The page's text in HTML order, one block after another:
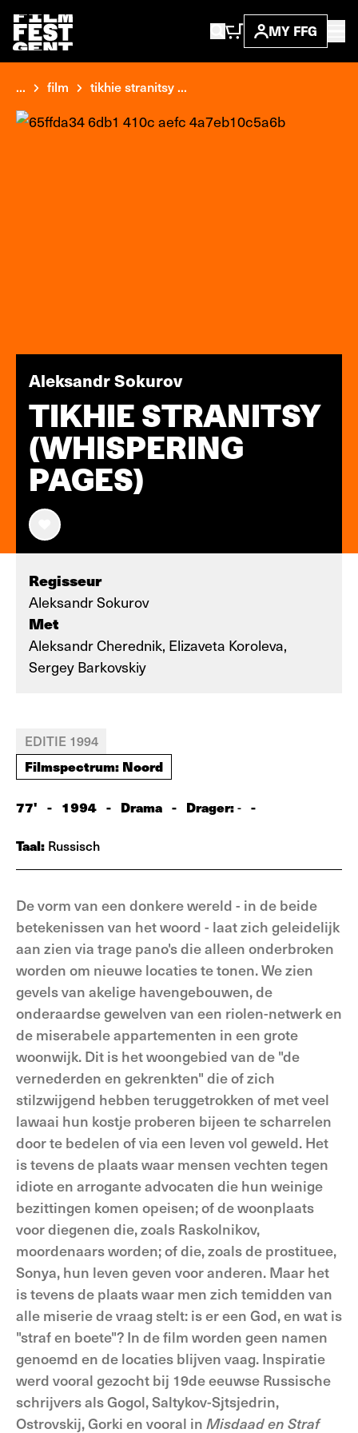
MY FFG
... film tikhie stranitsy ...
Aleksandr Sokurov
TIKHIE STRANITSY
(WHISPERING
PAGES)
Regisseur
Aleksandr Sokurov
Met
Aleksandr Cherednik, Elizaveta Koroleva,
Sergey Barkovskiy
EDITIE 1994
Filmspectrum: Noord
77' - 1994 - Drama - Drager:- -
Taal: Russisch
De vorm van een donkere wereld - in de beide
betekenissen van het woord - laat zich geleidelijk
aan zien via trage pano's die alleen onderbroken
worden om nieuwe locaties te tonen. We zien
gevels van akelige havengebouwen, de
onderaardse gewelven van een riolen-netwerk en
de miserabele appartementen in een grote
woonwijk. Dit is het woongebied van de "de
vernederden en gekrenkten" die of zich
stilzwijgend hebben teruggetrokken of met veel
lawaai hun kostje proberen bijeen te scharrelen
door te bedelen of via een leven vol geweld. Het
is tevens de plaats waar mensen vechten tegen
idiote en arrogante advocaten die hun weinige
bezittingen komen opeisen; of de woonplaats
voor diegenen die, zoals Raskolnikov,
moordenaars worden; of die, zoals de prostituee,
Sonya, hun leven geven voor anderen. Maar het
is tevens de plaats waar men zich temidden van
alle miserie de vraag stelt: is er een God, en wat is
"straf en boete"? In de film worden geen namen
genoemd en de locaties blijven vaag. Inspiratie
werd vooral gezocht bij 19de eeuwse Russische
schrijvers als Gogol, Saltykov-Sjtsjedrin,
Ostrovskij, Gorki en vooral in Misdaad en Straf